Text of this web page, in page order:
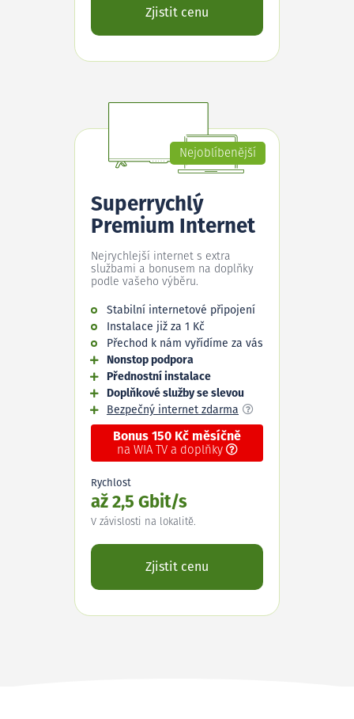
Zjistit cenu
Nejoblíbenější
Superrychlý
Premium Internet
Nejrychlejší internet s extra
službami a bonusem na doplňky
podle vašeho výběru.
Stabilní internetové připojení
Instalace již za 1 Kč
Přechod k nám vyřídíme za vás
Nonstop podpora
Přednostní instalace
Doplňkové služby se slevou
Bezpečný internet zdarma
Bonus 150 Kč měsíčně
na WIA TV a doplňky
Rychlost
až 2,5 Gbit/s
V závislosti na lokalitě.
Zjistit cenu